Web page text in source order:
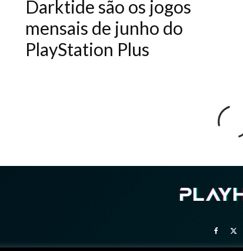
Darktide são os jogos
mensais de junho do
PlayStation Plus